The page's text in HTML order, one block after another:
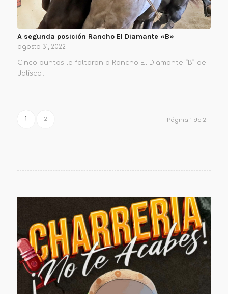
A segunda posición Rancho El Diamante «B»
agosto 31, 2022
Cinco puntos le faltaron a Rancho El Diamante “B” de
Jalisco…
Página 1 de 2
1 2